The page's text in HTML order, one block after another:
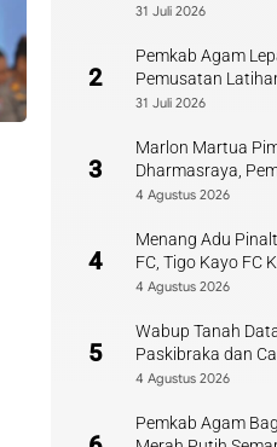
Pangan
31 Juli 2026
2
Pemkab Agam
Pemusatan
Sumbar
31 Juli 2026
3
Marlon Martua
Dharmasraya,
Sinergi Adat
4 Agustus 2026
4
Menang Adu
FC, Tigo Kayo FC
Juara Piala
4 Agustus 2026
5
Wabup Tanah
Paskibraka dan
Bendera
4 Agustus 2026
Pemkab Agam